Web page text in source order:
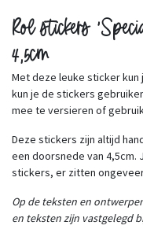
Rol stickers
4,5cm
Met deze leuke sticker kun
kun je de stickers
mee te versieren of
Deze stickers zijn altijd
een doorsnede van
stickers, er zitten
Op de teksten en
en teksten zijn vastgelegd